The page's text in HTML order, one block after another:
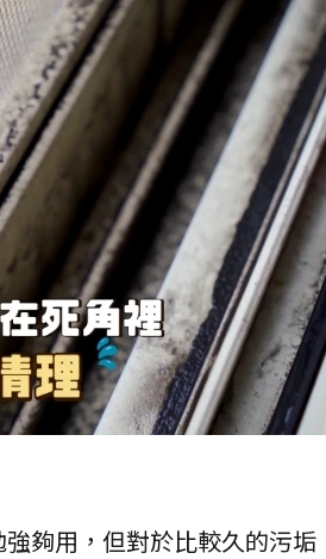
夠用，但對於比較久的污